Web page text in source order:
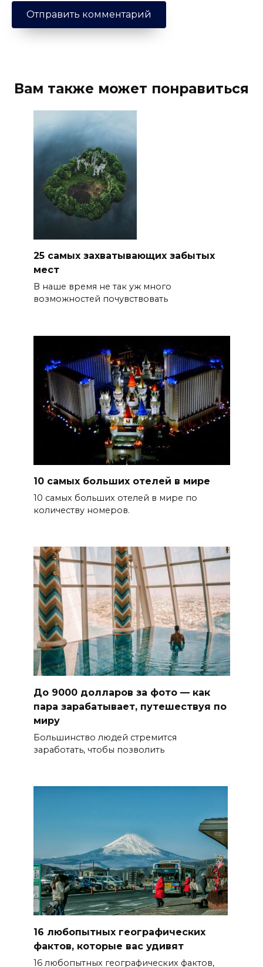
Вам также может понравиться
25 самых захватывающих забытых
мест
В наше время не так уж много
возможностей почувствовать
10 самых больших отелей в мире
10 самых больших отелей в мире по
количеству номеров.
До 9000 долларов за фото — как
пара зарабатывает, путешествуя по
миру
Большинство людей стремится
заработать, чтобы позволить
16 любопытных географических
фактов, которые вас удивят
16 любопытных географических фактов,